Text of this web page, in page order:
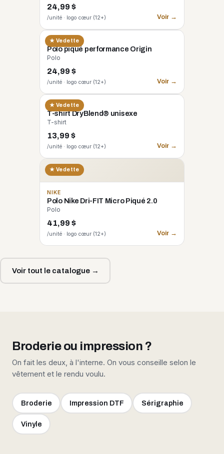
24,99 $
/unité · logo cœur (12+) Voir →
★ Vedette
CORE 365
Polo piqué performance Origin
Polo
24,99 $
/unité · logo cœur (12+) Voir →
★ Vedette
GILDAN
T-shirt DryBlend® unisexe
T-shirt
13,99 $
/unité · logo cœur (12+) Voir →
★ Vedette
NIKE
Polo Nike Dri-FIT Micro Piqué 2.0
Polo
41,99 $
/unité · logo cœur (12+) Voir →
Voir tout le catalogue →
Broderie ou impression ?
On fait les deux, à l'interne. On vous conseille selon le
vêtement et le rendu voulu.
Broderie Impression DTF Sérigraphie
Vinyle